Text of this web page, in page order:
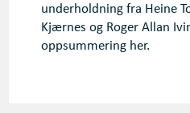
underholdning fra Heine
Kjærnes og Roger Allan
oppsummering her.